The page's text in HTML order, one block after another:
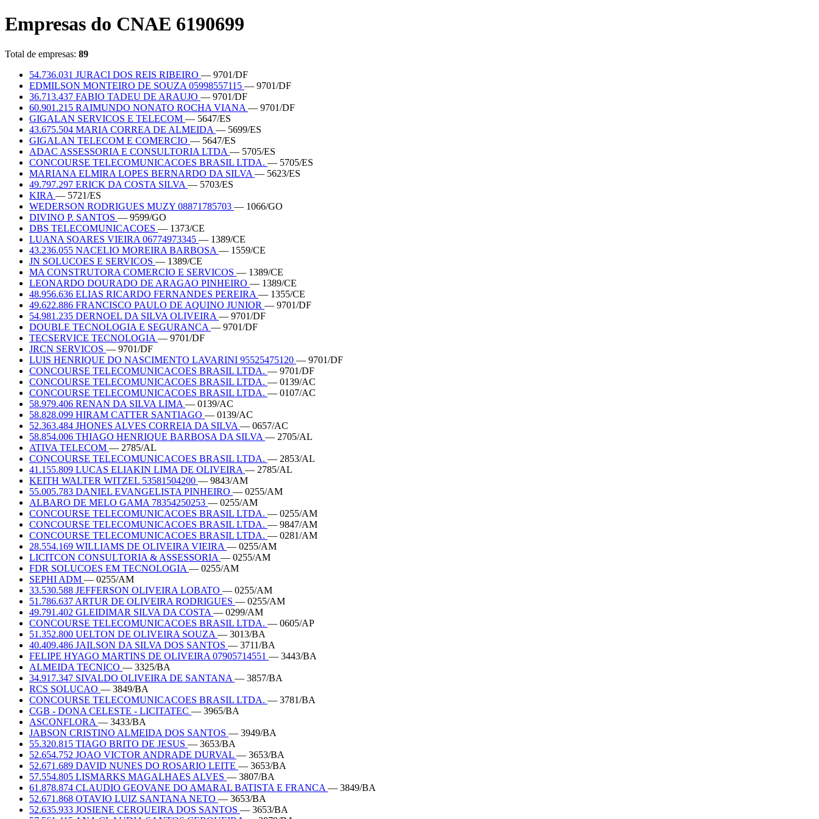
Empresas do CNAE 6190699
Total de empresas: 89
54.736.031 JURACI DOS REIS RIBEIRO — 9701/DF
EDMILSON MONTEIRO DE SOUZA 05998557115 — 9701/DF
36.713.437 FABIO TADEU DE ARAUJO — 9701/DF
60.901.215 RAIMUNDO NONATO ROCHA VIANA — 9701/DF
GIGALAN SERVICOS E TELECOM — 5647/ES
43.675.504 MARIA CORREA DE ALMEIDA — 5699/ES
GIGALAN TELECOM E COMERCIO — 5647/ES
ADAC ASSESSORIA E CONSULTORIA LTDA — 5705/ES
CONCOURSE TELECOMUNICACOES BRASIL LTDA. — 5705/ES
MARIANA ELMIRA LOPES BERNARDO DA SILVA — 5623/ES
49.797.297 ERICK DA COSTA SILVA — 5703/ES
KIRA — 5721/ES
WEDERSON RODRIGUES MUZY 08871785703 — 1066/GO
DIVINO P. SANTOS — 9599/GO
DBS TELECOMUNICACOES — 1373/CE
LUANA SOARES VIEIRA 06774973345 — 1389/CE
43.236.055 NACELIO MOREIRA BARBOSA — 1559/CE
JN SOLUCOES E SERVICOS — 1389/CE
MA CONSTRUTORA COMERCIO E SERVICOS — 1389/CE
LEONARDO DOURADO DE ARAGAO PINHEIRO — 1389/CE
48.956.636 ELIAS RICARDO FERNANDES PEREIRA — 1355/CE
49.622.886 FRANCISCO PAULO DE AQUINO JUNIOR — 9701/DF
54.981.235 DERNOEL DA SILVA OLIVEIRA — 9701/DF
DOUBLE TECNOLOGIA E SEGURANCA — 9701/DF
TECSERVICE TECNOLOGIA — 9701/DF
JRCN SERVICOS — 9701/DF
LUIS HENRIQUE DO NASCIMENTO LAVARINI 95525475120 — 9701/DF
CONCOURSE TELECOMUNICACOES BRASIL LTDA. — 9701/DF
CONCOURSE TELECOMUNICACOES BRASIL LTDA. — 0139/AC
CONCOURSE TELECOMUNICACOES BRASIL LTDA. — 0107/AC
58.979.406 RENAN DA SILVA LIMA — 0139/AC
58.828.099 HIRAM CATTER SANTIAGO — 0139/AC
52.363.484 JHONES ALVES CORREIA DA SILVA — 0657/AC
58.854.006 THIAGO HENRIQUE BARBOSA DA SILVA — 2705/AL
ATIVA TELECOM — 2785/AL
CONCOURSE TELECOMUNICACOES BRASIL LTDA. — 2853/AL
41.155.809 LUCAS ELIAKIN LIMA DE OLIVEIRA — 2785/AL
KEITH WALTER WITZEL 53581504200 — 9843/AM
55.005.783 DANIEL EVANGELISTA PINHEIRO — 0255/AM
ALBARO DE MELO GAMA 78354250253 — 0255/AM
CONCOURSE TELECOMUNICACOES BRASIL LTDA. — 0255/AM
CONCOURSE TELECOMUNICACOES BRASIL LTDA. — 9847/AM
CONCOURSE TELECOMUNICACOES BRASIL LTDA. — 0281/AM
28.554.169 WILLIAMS DE OLIVEIRA VIEIRA — 0255/AM
LICITCON CONSULTORIA & ASSESSORIA — 0255/AM
FDR SOLUCOES EM TECNOLOGIA — 0255/AM
SEPHI ADM — 0255/AM
33.530.588 JEFFERSON OLIVEIRA LOBATO — 0255/AM
51.786.637 ARTUR DE OLIVEIRA RODRIGUES — 0255/AM
49.791.402 GLEIDIMAR SILVA DA COSTA — 0299/AM
CONCOURSE TELECOMUNICACOES BRASIL LTDA. — 0605/AP
51.352.800 UELTON DE OLIVEIRA SOUZA — 3013/BA
40.409.486 JAILSON DA SILVA DOS SANTOS — 3711/BA
FELIPE HYAGO MARTINS DE OLIVEIRA 07905714551 — 3443/BA
ALMEIDA TECNICO — 3325/BA
34.917.347 SIVALDO OLIVEIRA DE SANTANA — 3857/BA
RCS SOLUCAO — 3849/BA
CONCOURSE TELECOMUNICACOES BRASIL LTDA. — 3781/BA
CGB - DONA CELESTE - LICITATEC — 3965/BA
ASCONFLORA — 3433/BA
JABSON CRISTINO ALMEIDA DOS SANTOS — 3949/BA
55.320.815 TIAGO BRITO DE JESUS — 3653/BA
52.654.752 JOAO VICTOR ANDRADE DURVAL — 3653/BA
52.671.689 DAVID NUNES DO ROSARIO LEITE — 3653/BA
57.554.805 LISMARKS MAGALHAES ALVES — 3807/BA
61.878.874 CLAUDIO GEOVANE DO AMARAL BATISTA E FRANCA — 3849/BA
52.671.868 OTAVIO LUIZ SANTANA NETO — 3653/BA
52.635.933 JOSIENE CERQUEIRA DOS SANTOS — 3653/BA